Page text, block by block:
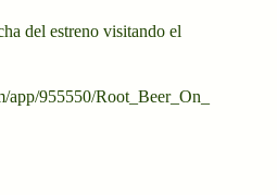
del estreno visitando el
app/955550/Root_Beer_On_